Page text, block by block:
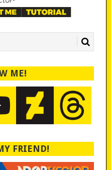
ME!
FRIEND!